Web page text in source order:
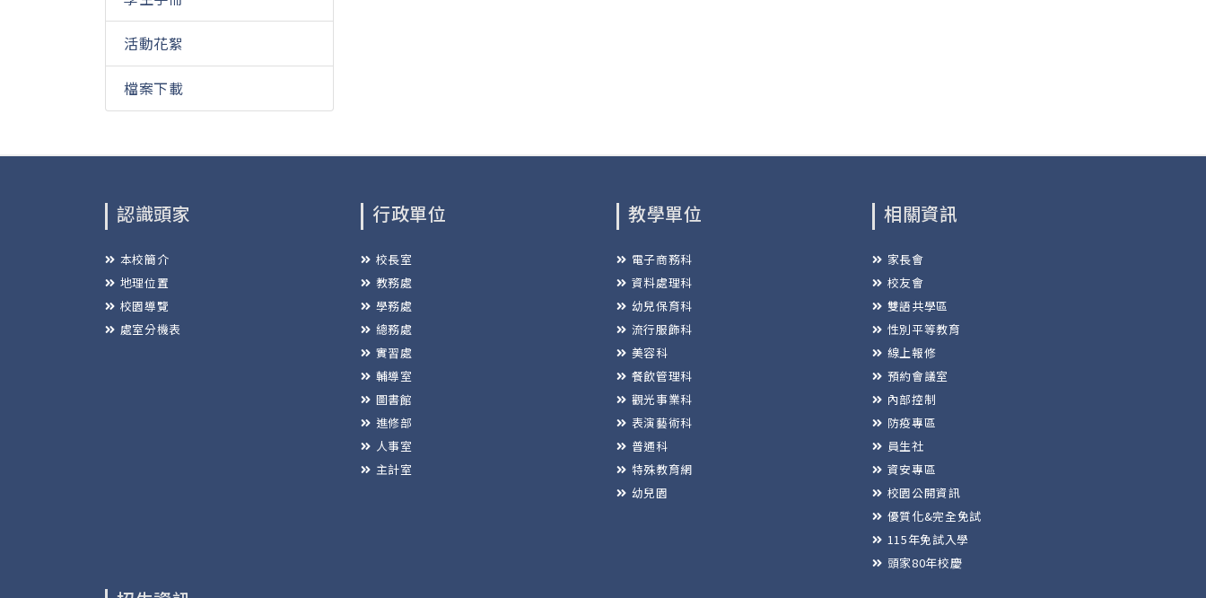
活動花絮
檔案下載
認識頭家
本校簡介
地理位置
校園導覽
處室分機表
行政單位
校長室
教務處
學務處
總務處
實習處
輔導室
圖書館
進修部
人事室
主計室
教學單位
電子商務科
資料處理科
幼兒保育科
流行服飾科
美容科
餐飲管理科
觀光事業科
表演藝術科
普通科
特殊教育網
幼兒園
相關資訊
家長會
校友會
雙語共學區
性別平等教育
線上報修
預約會議室
內部控制
防疫專區
員生社
資安專區
校園公開資訊
優質化&完全免試
115年免試入學
頭家80年校慶